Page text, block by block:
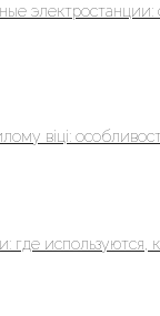
электростанции:
віці:
где используются,